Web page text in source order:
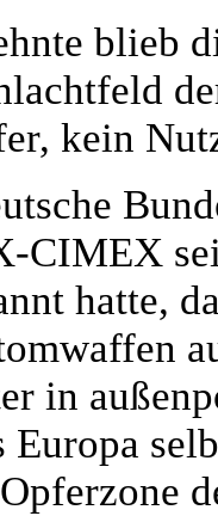
blieb
kein
CIMEX
hatte,
in
Europa